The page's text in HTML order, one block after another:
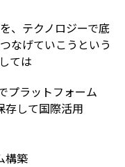
、テクノロジーで底
なげていこうという
ては
プラットフォーム
存して国際活用
構築